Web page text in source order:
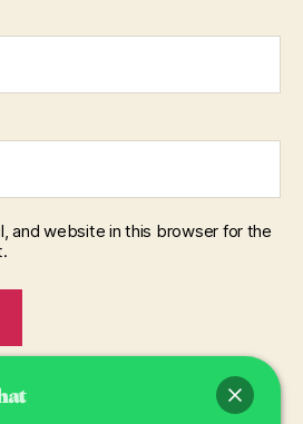
and website in this browser for the